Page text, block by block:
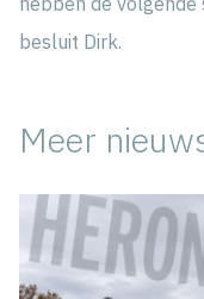
besluit Dirk.
Meer